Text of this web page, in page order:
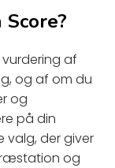
af
og af om du
og
på din
valg, der giver
og